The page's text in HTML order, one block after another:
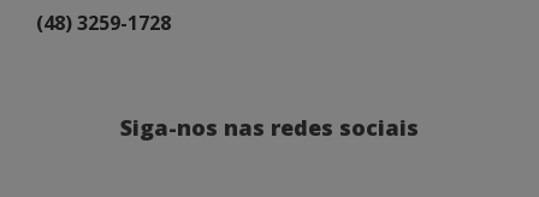
(48) 3259-1728
Siga-nos nas redes sociais